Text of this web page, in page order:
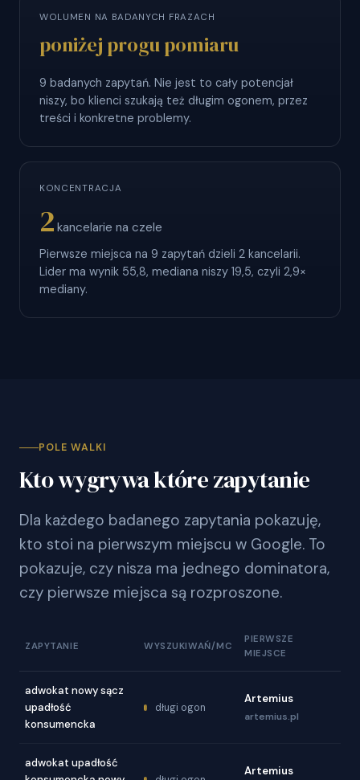
WOLUMEN NA BADANYCH FRAZACH
poniżej progu pomiaru
9 badanych zapytań. Nie jest to cały potencjał
niszy, bo klienci szukają też długim ogonem, przez
treści i konkretne problemy.
KONCENTRACJA
2 kancelarie na czele
Pierwsze miejsca na 9 zapytań dzieli 2 kancelarii.
Lider ma wynik 55,8, mediana niszy 19,5, czyli 2,9×
mediany.
POLE WALKI
Kto wygrywa które zapytanie
Dla każdego badanego zapytania pokazuję,
kto stoi na pierwszym miejscu w Google. To
pokazuje, czy nisza ma jednego dominatora,
czy pierwsze miejsca są rozproszone.
ZAPYTANIE WYSZUKIWAŃ/MC
PIERWSZE
MIEJSCE
adwokat nowy sącz
upadłość
konsumencka
długi ogon
Artemius
artemius.pl
adwokat upadłość
Artemius